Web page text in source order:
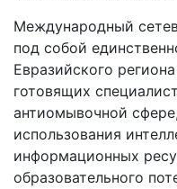
Международный
под собой
Евразийского
готовящих
антиомывочной
использования
информационных
образовательного